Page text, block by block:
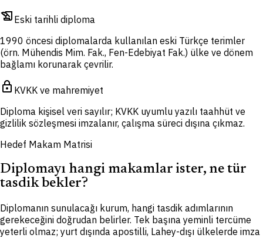
history_edu Eski tarihli diploma
1990 öncesi diplomalarda kullanılan eski Türkçe terimler
(örn. Mühendis Mim. Fak., Fen-Edebiyat Fak.) ülke ve dönem
bağlamı korunarak çevrilir.
lock KVKK ve mahremiyet
Diploma kişisel veri sayılır; KVKK uyumlu yazılı taahhüt ve
gizlilik sözleşmesi imzalanır, çalışma süreci dışına çıkmaz.
Hedef Makam Matrisi
Diplomayı hangi makamlar ister, ne tür
tasdik bekler?
Diplomanın sunulacağı kurum, hangi tasdik adımlarının
gerekeceğini doğrudan belirler. Tek başına yeminli tercüme
yeterli olmaz; yurt dışında apostilli, Lahey-dışı ülkelerde imza